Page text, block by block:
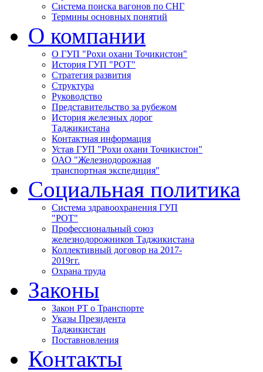
Система поиска вагонов по СНГ
Термины основных понятий
О компании
О ГУП "Рохи охани Точикистон"
История ГУП "РОТ"
Стратегия развития
Структура
Руководство
Представительство за рубежом
История железных дорог
Таджикистана
Контактная информация
Устав ГУП "Рохи охани Точикистон"
ОАО "Железнодорожная
транспортная экспедиция"
Социальная политика
Система здравоохранения ГУП
"РОТ"
Профессиональный союз
железнодорожников Таджикистана
Коллективный договор на 2017-
2019гг.
Охрана труда
Законы
Закон РТ о Транспорте
Указы Президента
Таджикистан
Поставновления
Контакты